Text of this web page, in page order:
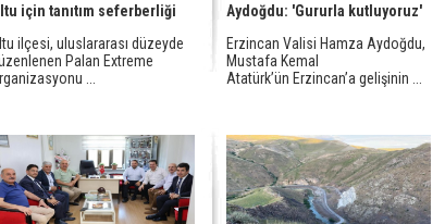
için tanıtım seferberliği
ilçesi, uluslararası düzeyde
Palan Extreme
...
Aydoğdu: 'Gururla kutluyoruz'
Erzincan Valisi Hamza Aydoğdu,
Mustafa Kemal
Atatürk’ün Erzincan’a gelişinin ...